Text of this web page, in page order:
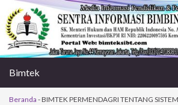
Bimtek
Beranda -BIMTEK PERMENDAGRI TENTANG